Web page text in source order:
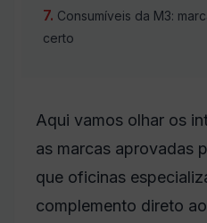
Consumíveis da M3:
certo
Aqui vamos olhar os
as marcas aprovadas
que oficinas
complemento direto